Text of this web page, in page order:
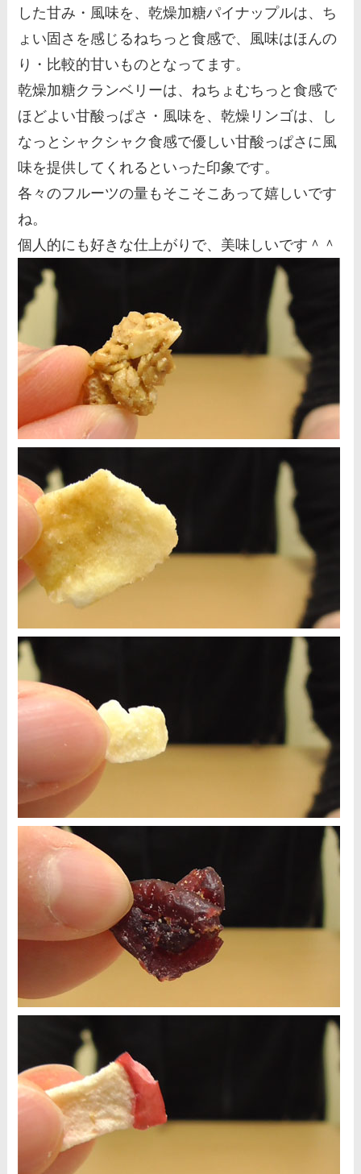
した甘み・風味を、乾燥加糖パイナップルは、ち
ょい固さを感じるねちっと食感で、風味はほんの
り・比較的甘いものとなってます。
乾燥加糖クランベリーは、ねちょむちっと食感で
ほどよい甘酸っぱさ・風味を、乾燥リンゴは、し
なっとシャクシャク食感で優しい甘酸っぱさに風
味を提供してくれるといった印象です。
各々のフルーツの量もそこそこあって嬉しいです
ね。
個人的にも好きな仕上がりで、美味しいです＾＾